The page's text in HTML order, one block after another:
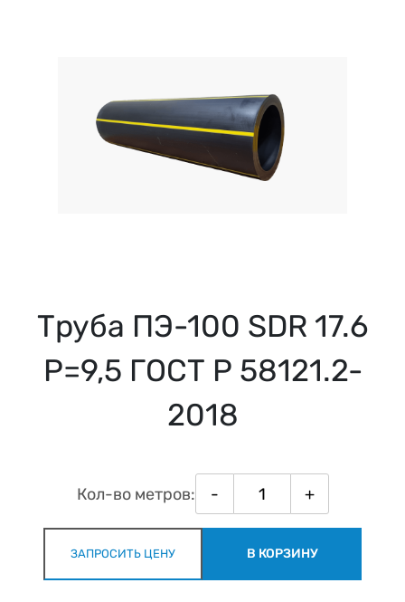
Труба ПЭ-100 SDR 17.6
Р=9,5 ГОСТ Р 58121.2-
2018
Кол-во метров: - +
ЗАПРОСИТЬ ЦЕНУ В КОРЗИНУ